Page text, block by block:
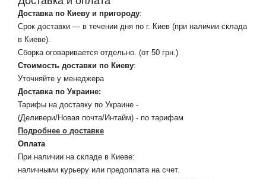
Доставка по Киеву и пригороду:
Срок доставки — в течении дня по г. Киев (при наличии склада
в Киеве).
Сборка оговаривается отдельно. (от 50 грн.)
Стоимость доставки по Киеву:
Уточняйте у менеджера
Доставка по Украине:
Тарифы на доставку по Украине -
(Деливери/Новая почта/Интайм) - по тарифам
Подробнее о доставке
Оплата
При наличии на складе в Киеве:
наличными курьеру или предоплата на счет.